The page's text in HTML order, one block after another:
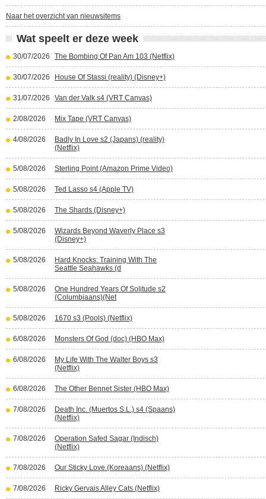
Naar het overzicht van nieuwsitems
Wat speelt er deze week
30/07/2026 The Bombing Of Pan Am 103 (Netflix)
30/07/2026 House Of Stassi (reality) (Disney+)
31/07/2026 Van der Valk s4 (VRT Canvas)
2/08/2026 Mix Tape (VRT Canvas)
4/08/2026
Badly In Love s2 (Japans) (reality)
(Netflix)
5/08/2026 Sterling Point (Amazon Prime Video)
5/08/2026 Ted Lasso s4 (Apple TV)
5/08/2026 The Shards (Disney+)
5/08/2026
Wizards Beyond Waverly Place s3
(Disney+)
5/08/2026
Hard Knocks: Training With The
Seattle Seahawks (d
5/08/2026
One Hundred Years Of Solitude s2
(Columbiaans)(Net
5/08/2026 1670 s3 (Pools) (Netflix)
6/08/2026 Monsters Of God (doc) (HBO Max)
6/08/2026
My Life With The Walter Boys s3
(Netflix)
6/08/2026 The Other Bennet Sister (HBO Max)
7/08/2026
Death Inc. (Muertos S.L.) s4 (Spaans)
(Netflix)
7/08/2026
Operation Safed Sagar (Indisch)
(Netflix)
7/08/2026 Our Sticky Love (Koreaans) (Netflix)
7/08/2026 Ricky Gervais Alley Cats (Netflix)